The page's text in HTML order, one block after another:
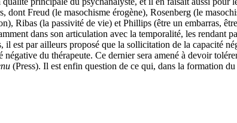
dont Freud (le masochisme érogène), Rosenberg (le
Ribas (la passivité de vie) et Phillips (être un embarras,
dans son articulation avec la temporalité, les rendant
est par ailleurs proposé que la sollicitation de la capacité
du thérapeute. Ce dernier sera amené à devoir
(Press). Il est enfin question de ce qui, dans la formation